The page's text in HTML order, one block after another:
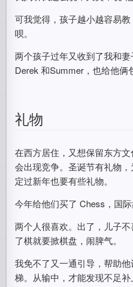
可我觉得，孩子越小越容易
呗。
两个孩子过年又收到了我和
Derek 和Summer，也给他俩
礼物
在西方居住，又想保留东方
会出现竞争。圣诞节有礼物
定过新年也要有些礼物。
今年给他们买了 Chess，国际
两个人很喜欢。出了，儿子
了棋就要掀棋盘，闹脾气。
我免不了又一通引导，帮助
梯。从输中，才能发现不足